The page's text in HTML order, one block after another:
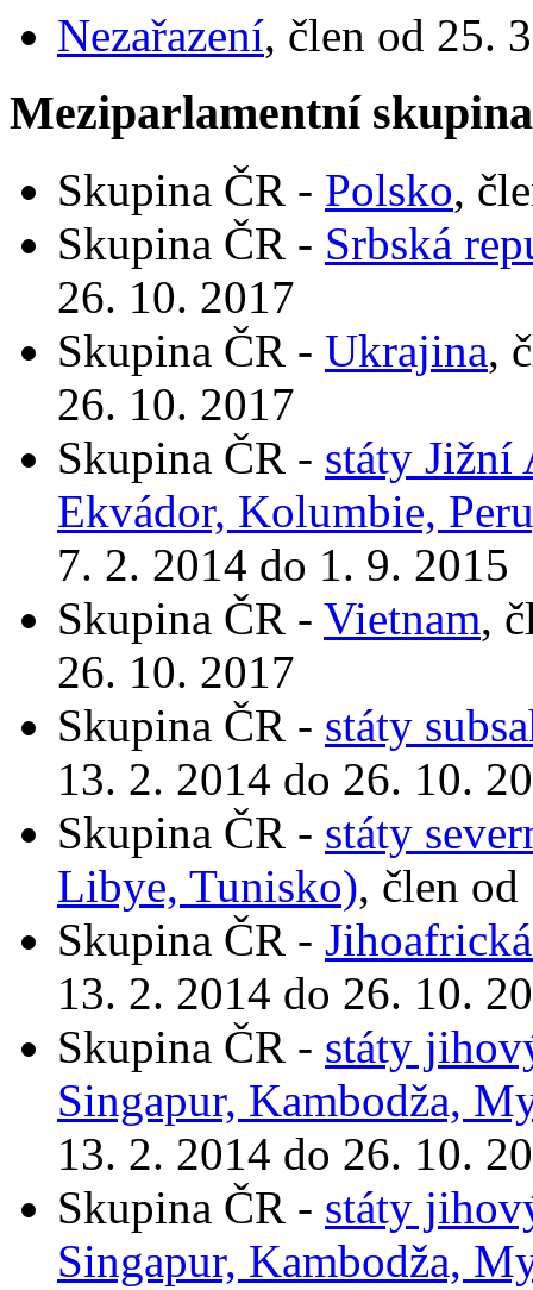
Nezařazení, člen od 25.
Meziparlamentní
Skupina ČR - Polsko,
Skupina ČR - Srbská
26. 10. 2017
Skupina ČR - Ukrajina,
26. 10. 2017
Skupina ČR - státy
Ekvádor, Kolumbie,
7. 2. 2014 do 1. 9. 2015
Skupina ČR - Vietnam,
26. 10. 2017
Skupina ČR - státy
13. 2. 2014 do 26. 10.
Skupina ČR - státy
Libye, Tunisko), člen
Skupina ČR -
13. 2. 2014 do 26. 10.
Skupina ČR - státy
Singapur, Kambodža,
13. 2. 2014 do 26. 10.
Skupina ČR - státy
Singapur, Kambodža,